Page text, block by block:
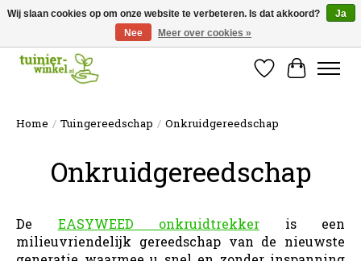
Online tuinartikelen kopen ✓ Online sinds 2007 ✓ Thuiswinkel Waarborg
Verlanglijst
Home / Tuingereedschap / Onkruidgereedschap
Onkruidgereedschap
De EASYWEED onkruidtrekker is een
milieuvriendelijk gereedschap van de nieuwste
Wij slaan cookies op om onze website te verbeteren. Is dat akkoord?
Ja
Nee
Meer over cookies »